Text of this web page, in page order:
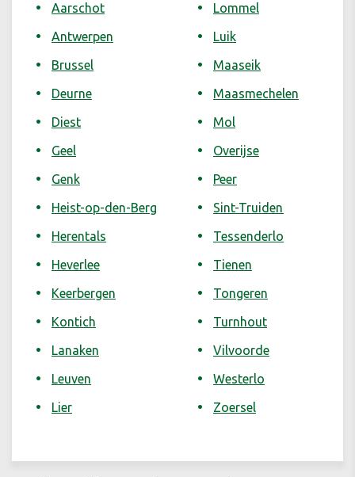
Aarschot
Antwerpen
Brussel
Deurne
Diest
Geel
Genk
Heist-op-den-Berg
Herentals
Heverlee
Keerbergen
Kontich
Lanaken
Leuven
Lier
Lommel
Luik
Maaseik
Maasmechelen
Mol
Overijse
Peer
Sint-Truiden
Tessenderlo
Tienen
Tongeren
Turnhout
Vilvoorde
Westerlo
Zoersel